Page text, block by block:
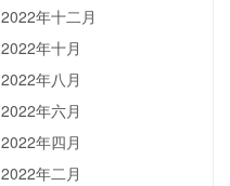
2022年十二月
2022年十月
2022年八月
2022年六月
2022年四月
2022年二月